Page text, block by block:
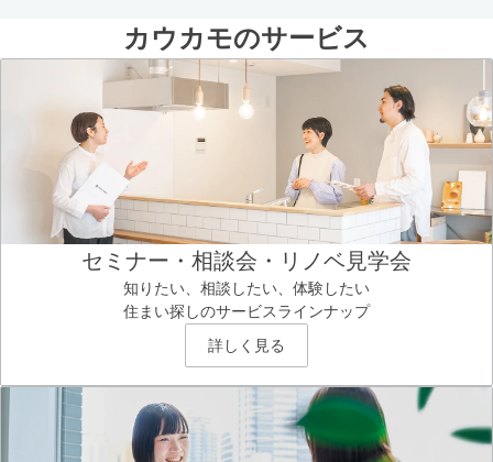
カウカモのサービス
セミナー・相談会・リノベ見学会
知りたい、相談したい、体験したい
住まい探しのサービスラインナップ
詳しく見る